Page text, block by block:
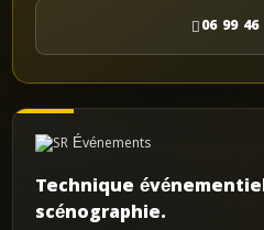
06 99
Technique
scénographie.